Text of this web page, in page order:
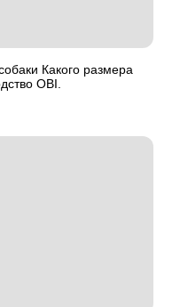
Какого размера
OBI.